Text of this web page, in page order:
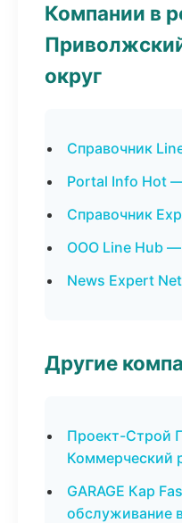
Компании в
округ
Справочник
Portal Info Hot
Справочник
ООО Line Hub —
News Expert
Другие
Проект-Строй
Коммерческий
GARAGE Кар
обслуживание